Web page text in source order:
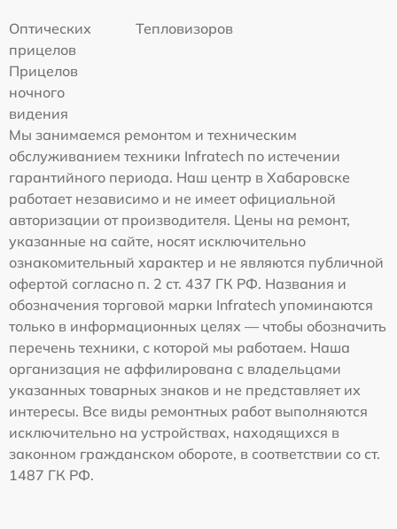
Оптических
прицелов
Тепловизоров
Прицелов
ночного
видения
Мы занимаемся ремонтом и техническим
обслуживанием техники Infratech по истечении
гарантийного периода. Наш центр в Хабаровске
работает независимо и не имеет официальной
авторизации от производителя. Цены на ремонт,
указанные на сайте, носят исключительно
ознакомительный характер и не являются публичной
офертой согласно п. 2 ст. 437 ГК РФ. Названия и
обозначения торговой марки Infratech упоминаются
только в информационных целях — чтобы обозначить
перечень техники, с которой мы работаем. Наша
организация не аффилирована с владельцами
указанных товарных знаков и не представляет их
интересы. Все виды ремонтных работ выполняются
исключительно на устройствах, находящихся в
законном гражданском обороте, в соответствии со ст.
1487 ГК РФ.